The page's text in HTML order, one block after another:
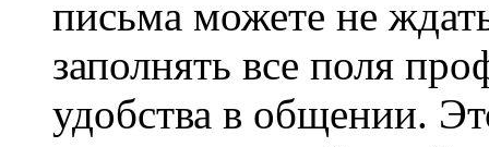
письма можете не
заполнять все поля
удобства в общении.